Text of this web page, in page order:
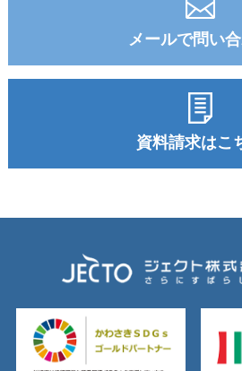
メールで問い
資料請求はこ